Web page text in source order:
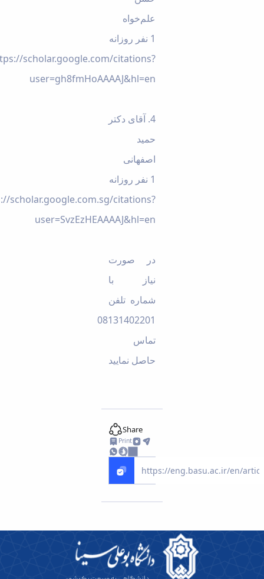
علم‌خواه
1 نفر روزانه
scholar.google.com/citations?
user=gh8fmHoAAAAJ&hl=en
4. آقای دکتر
حمید
اصفهانی
1 نفر روزانه
scholar.google.com.sg/citations?
user=SvzEzHEAAAAJ&hl=en
در صورت
نیاز با
شماره تلفن
08131402201
تماس
حاصل نمایید
Share
Print